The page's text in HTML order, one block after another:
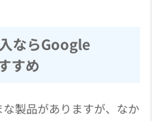
ならGoogle
すめ
製品がありますが、なか